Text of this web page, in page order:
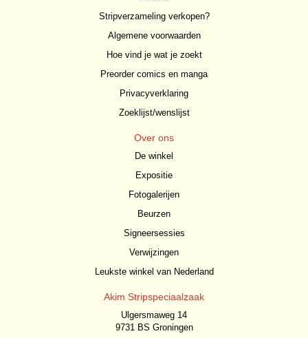
Stripverzameling verkopen?
Algemene voorwaarden
Hoe vind je wat je zoekt
Preorder comics en manga
Privacyverklaring
Zoeklijst/wenslijst
Over ons
De winkel
Expositie
Fotogalerijen
Beurzen
Signeersessies
Verwijzingen
Leukste winkel van Nederland
Akim Stripspeciaalzaak
Ulgersmaweg 14
9731 BS Groningen